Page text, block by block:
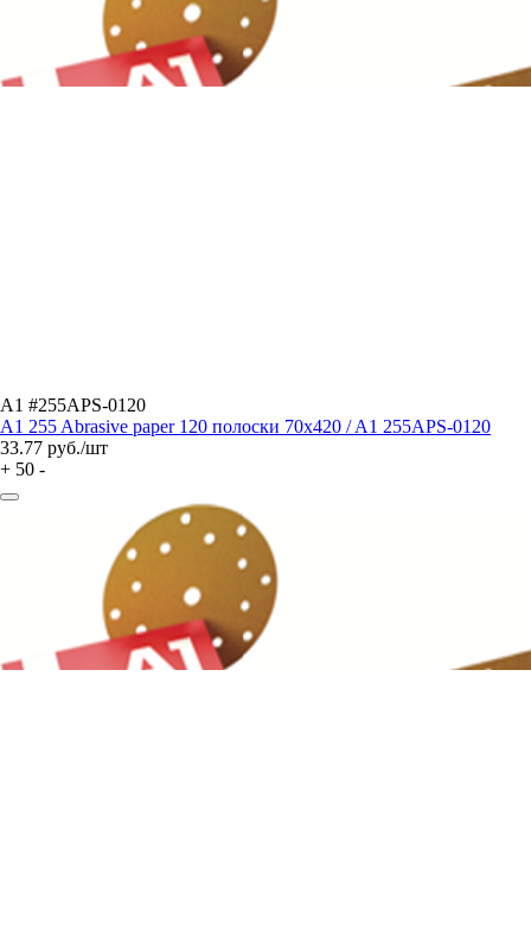
A1 #255APS-0120
A1 255 Abrasive paper 120 полоски 70x420 / A1 255APS-0120
33.77 руб./шт
+ 50 -